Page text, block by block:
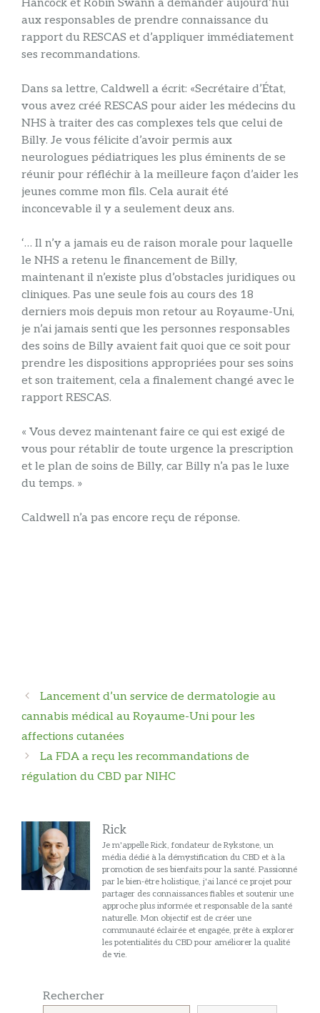
Hancock et Robin Swann à demander aujourd’hui
aux responsables de prendre connaissance du
rapport du RESCAS et d’appliquer immédiatement
ses recommandations.
Dans sa lettre, Caldwell a écrit: «Secrétaire d’État,
vous avez créé RESCAS pour aider les médecins du
NHS à traiter des cas complexes tels que celui de
Billy. Je vous félicite d’avoir permis aux
neurologues pédiatriques les plus éminents de se
réunir pour réfléchir à la meilleure façon d’aider les
jeunes comme mon fils. Cela aurait été
inconcevable il y a seulement deux ans.
‘… Il n’y a jamais eu de raison morale pour laquelle
le NHS a retenu le financement de Billy,
maintenant il n’existe plus d’obstacles juridiques ou
cliniques. Pas une seule fois au cours des 18
derniers mois depuis mon retour au Royaume-Uni,
je n’ai jamais senti que les personnes responsables
des soins de Billy avaient fait quoi que ce soit pour
prendre les dispositions appropriées pour ses soins
et son traitement, cela a finalement changé avec le
rapport RESCAS.
« Vous devez maintenant faire ce qui est exigé de
vous pour rétablir de toute urgence la prescription
et le plan de soins de Billy, car Billy n’a pas le luxe
du temps. »
Caldwell n’a pas encore reçu de réponse.
Navigation
des
Lancement d’un service de dermatologie au
cannabis médical au Royaume-Uni pour les
affections cutanées
La FDA a reçu les recommandations de
régulation du CBD par NlHC
Rick
Je m'appelle Rick, fondateur de Rykstone, un
média dédié à la démystification du CBD et à la
promotion de ses bienfaits pour la santé. Passionné
par le bien-être holistique, j'ai lancé ce projet pour
partager des connaissances fiables et soutenir une
approche plus informée et responsable de la santé
naturelle. Mon objectif est de créer une
communauté éclairée et engagée, prête à explorer
les potentialités du CBD pour améliorer la qualité
de vie.
Rechercher